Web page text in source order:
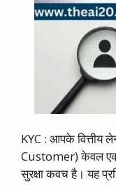
KYC : आपके वित्तीय
Customer) केवल एक
सुरक्षा कवच है। यह